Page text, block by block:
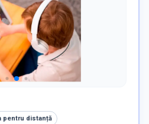
pentru distanță